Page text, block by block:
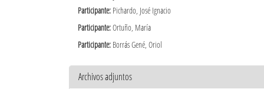
Participante: Pichardo, José Ignacio
Participante:Ortuño, María
Participante: Borrás Gené, Oriol
Archivos adjuntos